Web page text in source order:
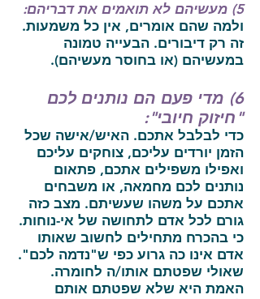
5) מעשיהם לא תואמים את דבריהם:
ולמה שהם אומרים, אין כל משמעות.
זה רק דיבורים. הבעייה טמונה
במעשיהם (או בחוסר מעשיהם).
6) מדי פעם הם נותנים לכם
"חיזוק חיובי":
כדי לבלבל אתכם. האיש/אישה שכל
הזמן יורדים עליכם, צוחקים עליכם
ואפילו משפילים אתכם, פתאום
נותנים לכם מחמאה, או משבחים
אתכם על משהו שעשיתם. מצב כזה
גורם לכל אדם לתחושה של אי-נוחות.
כי בהכרח מתחילים לחשוב שאותו
אדם אינו כה גרוע כפי ש"נדמה לכם".
שאולי שפטתם אותו/ה לחומרה.
האמת היא שלא שפטתם אותם